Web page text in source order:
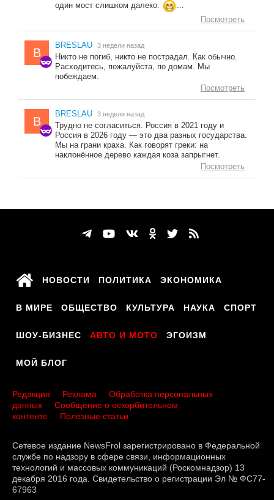
один мост слишком далеко.
...
Посмотреть
B
BRESLAU 3 недели назад
Никто не погиб, никто не пострадал. Как обычно.
Расходитесь, пожалуйста, по домам. Мы
побеждаем.
Посмотреть
B
BRESLAU 3 недели назад
Трудно не согласиться. Россия в 2021 году и
Россия в 2026 году — это два разных государства.
Мы на грани краха. Как говорят греки: на
наклонённое дерево каждая коза запрыгнет.
Посмотреть
НОВОСТИ ПОЛИТИКА ЭКОНОМИКА
В МИРЕ ОБЩЕСТВО КУЛЬТУРА НАУКА СПОРТ
ШОУ-БИЗНЕС АВТО И МОТО ЭГОИЗМ
МОЙ БЛОГ
Редакция Реклама
Обработка персональных
данных
Сообщение о оскорбительном
контенте
Полезные статьи
Сетевое издание NewsFrol зарегистрировано в Федеральной
службе по надзору в сфере связи, информационных
технологий и массовых коммуникаций (Роскомнадзор) 13
декабря 2016 года. Свидетельство о регистрации Эл № ФС77-
67963